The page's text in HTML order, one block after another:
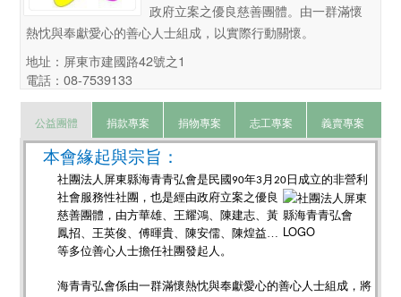
政府立案之優良慈善團體。由一群滿懷
熱忱與奉獻愛心的善心人士組成，以實際行動關懷。
地址：屏東市建國路42號之1
電話：08-7539133
公益團體 捐款專案 捐物專案 志工專案 義賣專案
本會緣起與宗旨：
社團法人屏東縣海青青弘會是民國90年3 月20 日成立的非營利
社會服務性社 團，也是經由政府立案之優良
慈善團體，由方華雄、王耀鴻、陳建志、黃
鳳招、王英俊、傅暉貴、陳安儒、陳煌益…
等多位善心人士擔任社團發起人。
海青青弘會係由一群滿懷熱忱與奉獻愛心的善心人士組成，將